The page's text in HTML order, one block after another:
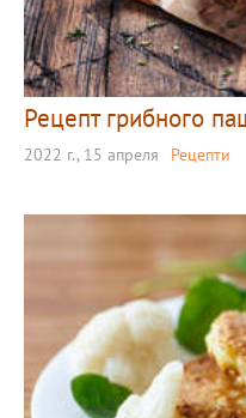
Рецепт грибного
2022 г., 15 апреля Рецепти